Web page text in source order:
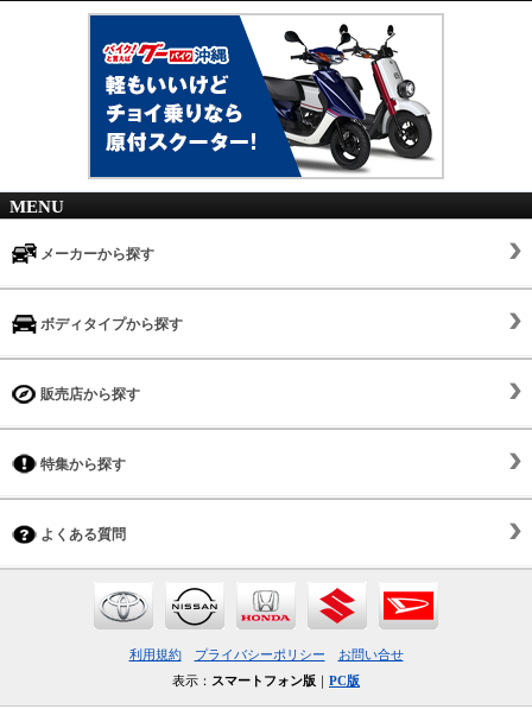
MENU
メーカーから探す
ボディタイプから探す
販売店から探す
特集から探す
よくある質問
利用規約 プライバシーポリシー
お問い合せ
表示： スマートフォン版 ｜ PC版